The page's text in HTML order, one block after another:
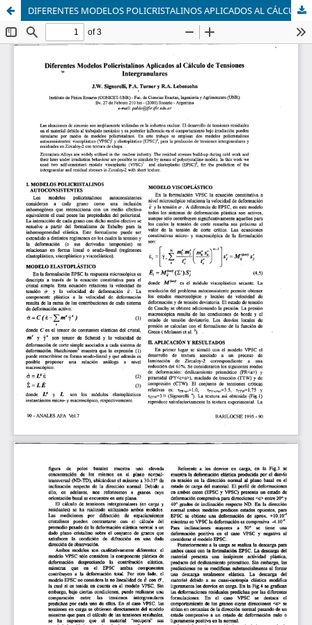
DIFERENTES MODELOS POLICRISTALINOS APLICADOS AL CÁLCULO DE TENSIONES INTERGRANULARES